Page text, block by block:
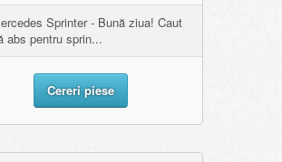
Sprinter - Bună ziua! Caut
abs pentru sprin...
Cereri piese